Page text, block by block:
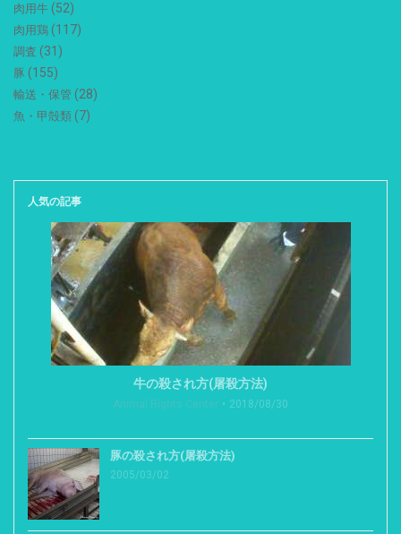
肉用牛 (52)
肉用鶏 (117)
調査 (31)
豚 (155)
輸送・保管 (28)
魚・甲殻類 (7)
人気の記事
牛の殺され方(屠殺方法)
Animal Rights Center 2018/08/30
豚の殺され方(屠殺方法)
2005/03/02